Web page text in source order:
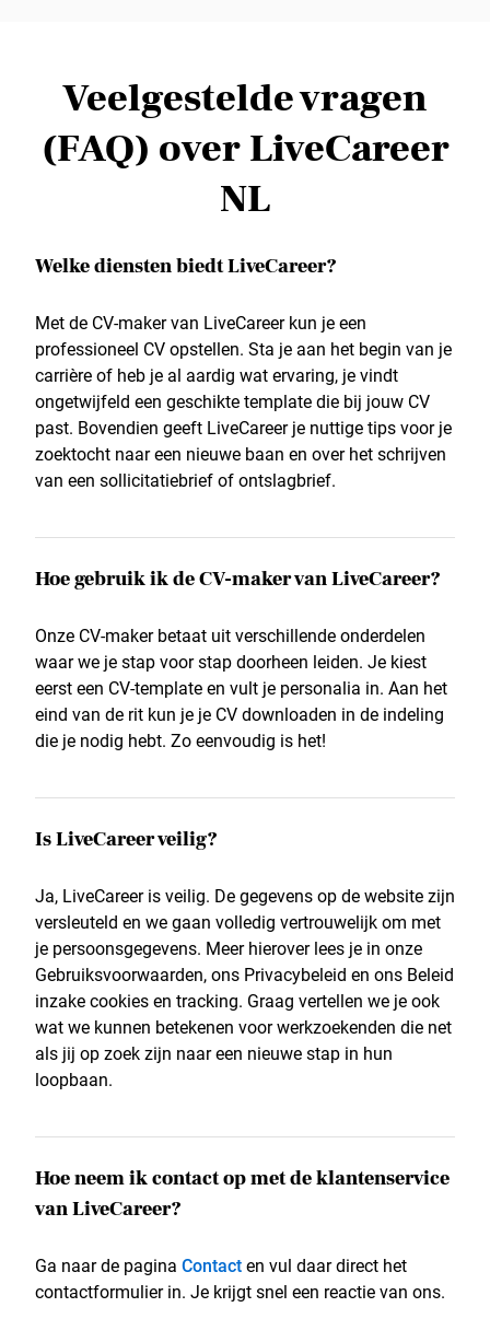
Veelgestelde vragen
(FAQ) over LiveCareer
NL
Welke diensten biedt LiveCareer?
Met de CV-maker van LiveCareer kun je een
professioneel CV opstellen. Sta je aan het begin van je
carrière of heb je al aardig wat ervaring, je vindt
ongetwijfeld een geschikte template die bij jouw CV
past. Bovendien geeft LiveCareer je nuttige tips voor je
zoektocht naar een nieuwe baan en over het schrijven
van een sollicitatiebrief of ontslagbrief.
Hoe gebruik ik de CV-maker van LiveCareer?
Onze CV-maker betaat uit verschillende onderdelen
waar we je stap voor stap doorheen leiden. Je kiest
eerst een CV-template en vult je personalia in. Aan het
eind van de rit kun je je CV downloaden in de indeling
die je nodig hebt. Zo eenvoudig is het!
Is LiveCareer veilig?
Ja, LiveCareer is veilig. De gegevens op de website zijn
versleuteld en we gaan volledig vertrouwelijk om met
je persoonsgegevens. Meer hierover lees je in onze
Gebruiksvoorwaarden, ons Privacybeleid en ons Beleid
inzake cookies en tracking. Graag vertellen we je ook
wat we kunnen betekenen voor werkzoekenden die net
als jij op zoek zijn naar een nieuwe stap in hun
loopbaan.
Hoe neem ik contact op met de klantenservice
van LiveCareer?
Ga naar de pagina Contacten vul daar direct het
contactformulier in. Je krijgt snel een reactie van ons.